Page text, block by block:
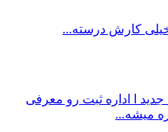
کارش درسته...
ا اداره ثبت‌ رو معرفی
میشه...